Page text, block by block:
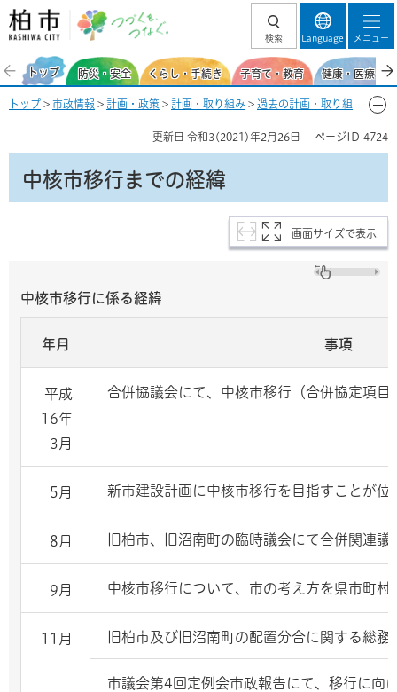
柏市 つづくを、
検索 Language メニュー
トップ 防災・安全 くらし・手続き 子育て・教育 健康・医療・
トップ > 市政情報 > 計画・政策 > 計画・取り組み > 過去の計画・取り組
更新日 令和3(2021)年2月26日 ページID 4724
中核市移行までの経緯
画面サイズで表示
中核市移行に係る経緯
年月 事項
平成
16年
3月
合併協議会にて、中核市移行（合併協定項目
5月 新市建設計画に中核市移行を目指すことが位
8月 旧柏市、旧沼南町の臨時議会にて合併関連
9月 中核市移行について、市の考え方を県市町
11月 旧柏市及び旧沼南町の配置分合に関する総務
市議会第4回定例会市政報告にて、移行に向